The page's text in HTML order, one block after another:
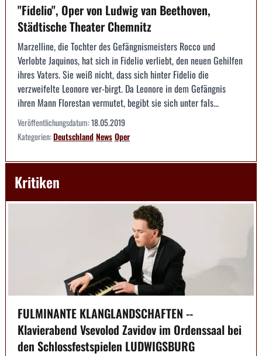
"Fidelio", Oper von Ludwig van Beethoven,
Städtische Theater Chemnitz
Marzelline, die Tochter des Gefängnismeisters Rocco und
Verlobte Jaquinos, hat sich in Fidelio verliebt, den neuen Gehilfen
ihres Vaters. Sie weiß nicht, dass sich hinter Fidelio die
verzweifelte Leonore ver-birgt. Da Leonore in dem Gefängnis
ihren Mann Florestan vermutet, begibt sie sich unter fals...
Veröffentlichungsdatum:18.05.2019
Kategorien:DeutschlandNewsOper
Kritiken
FULMINANTE KLANGLANDSCHAFTEN --
Klavierabend Vsevolod Zavidov im Ordenssaal bei
den Schlossfestspielen LUDWIGSBURG